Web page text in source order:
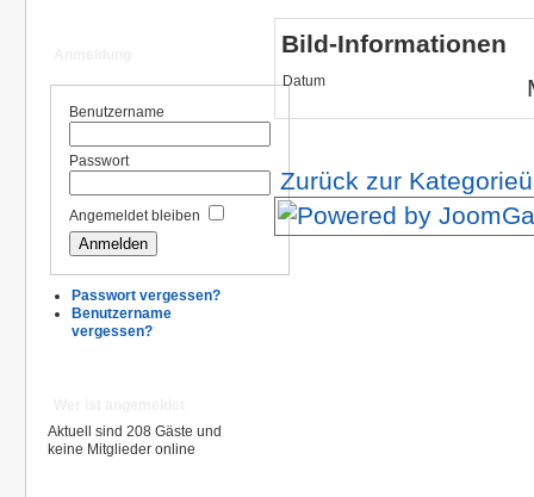
Benutzername
Passwort
Angemeldet bleiben
Passwort vergessen?
Benutzername
vergessen?
Aktuell sind 208 Gäste und
keine Mitglieder online
Bild-Informationen
Datum
Zurück zur